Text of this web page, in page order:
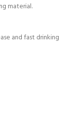
material.
and fast drinking